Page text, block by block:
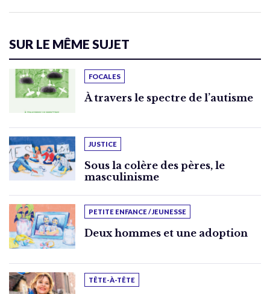
SUR LE MÊME SUJET
FOCALES
À travers le spectre de l’autisme
JUSTICE
Sous la colère des pères, le
masculinisme
PETITE ENFANCE / JEUNESSE
Deux hommes et une adoption
TÊTE-À-TÊTE